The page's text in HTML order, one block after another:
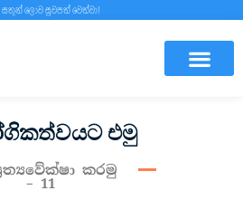
ලොව සුවපත් වෙත්වා!
එමු
කරමු
– 11